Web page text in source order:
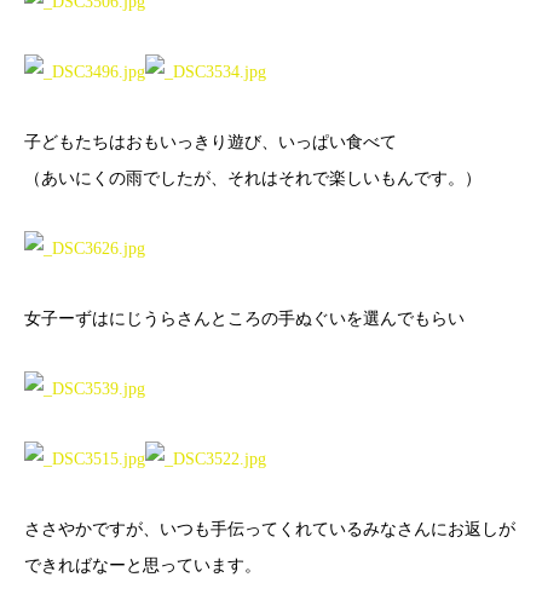
子どもたちはおもいっきり遊び、いっぱい食べて
（あいにくの雨でしたが、それはそれで楽しいもんです。）
女子ーずはにじうらさんところの手ぬぐいを選んでもらい
ささやかですが、いつも手伝ってくれているみなさんにお返しが
できればなーと思っています。